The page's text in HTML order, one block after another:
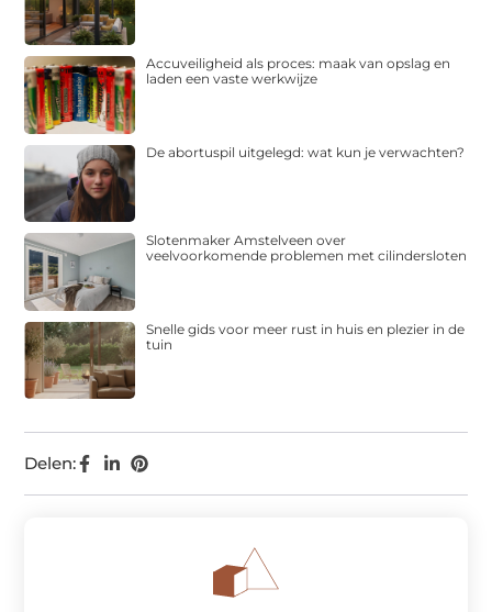
Delen:
Accuveiligheid als proces: maak van opslag en
laden een vaste werkwijze
De abortuspil uitgelegd: wat kun je verwachten?
Slotenmaker Amstelveen over
veelvoorkomende problemen met cilindersloten
Snelle gids voor meer rust in huis en plezier in de
tuin